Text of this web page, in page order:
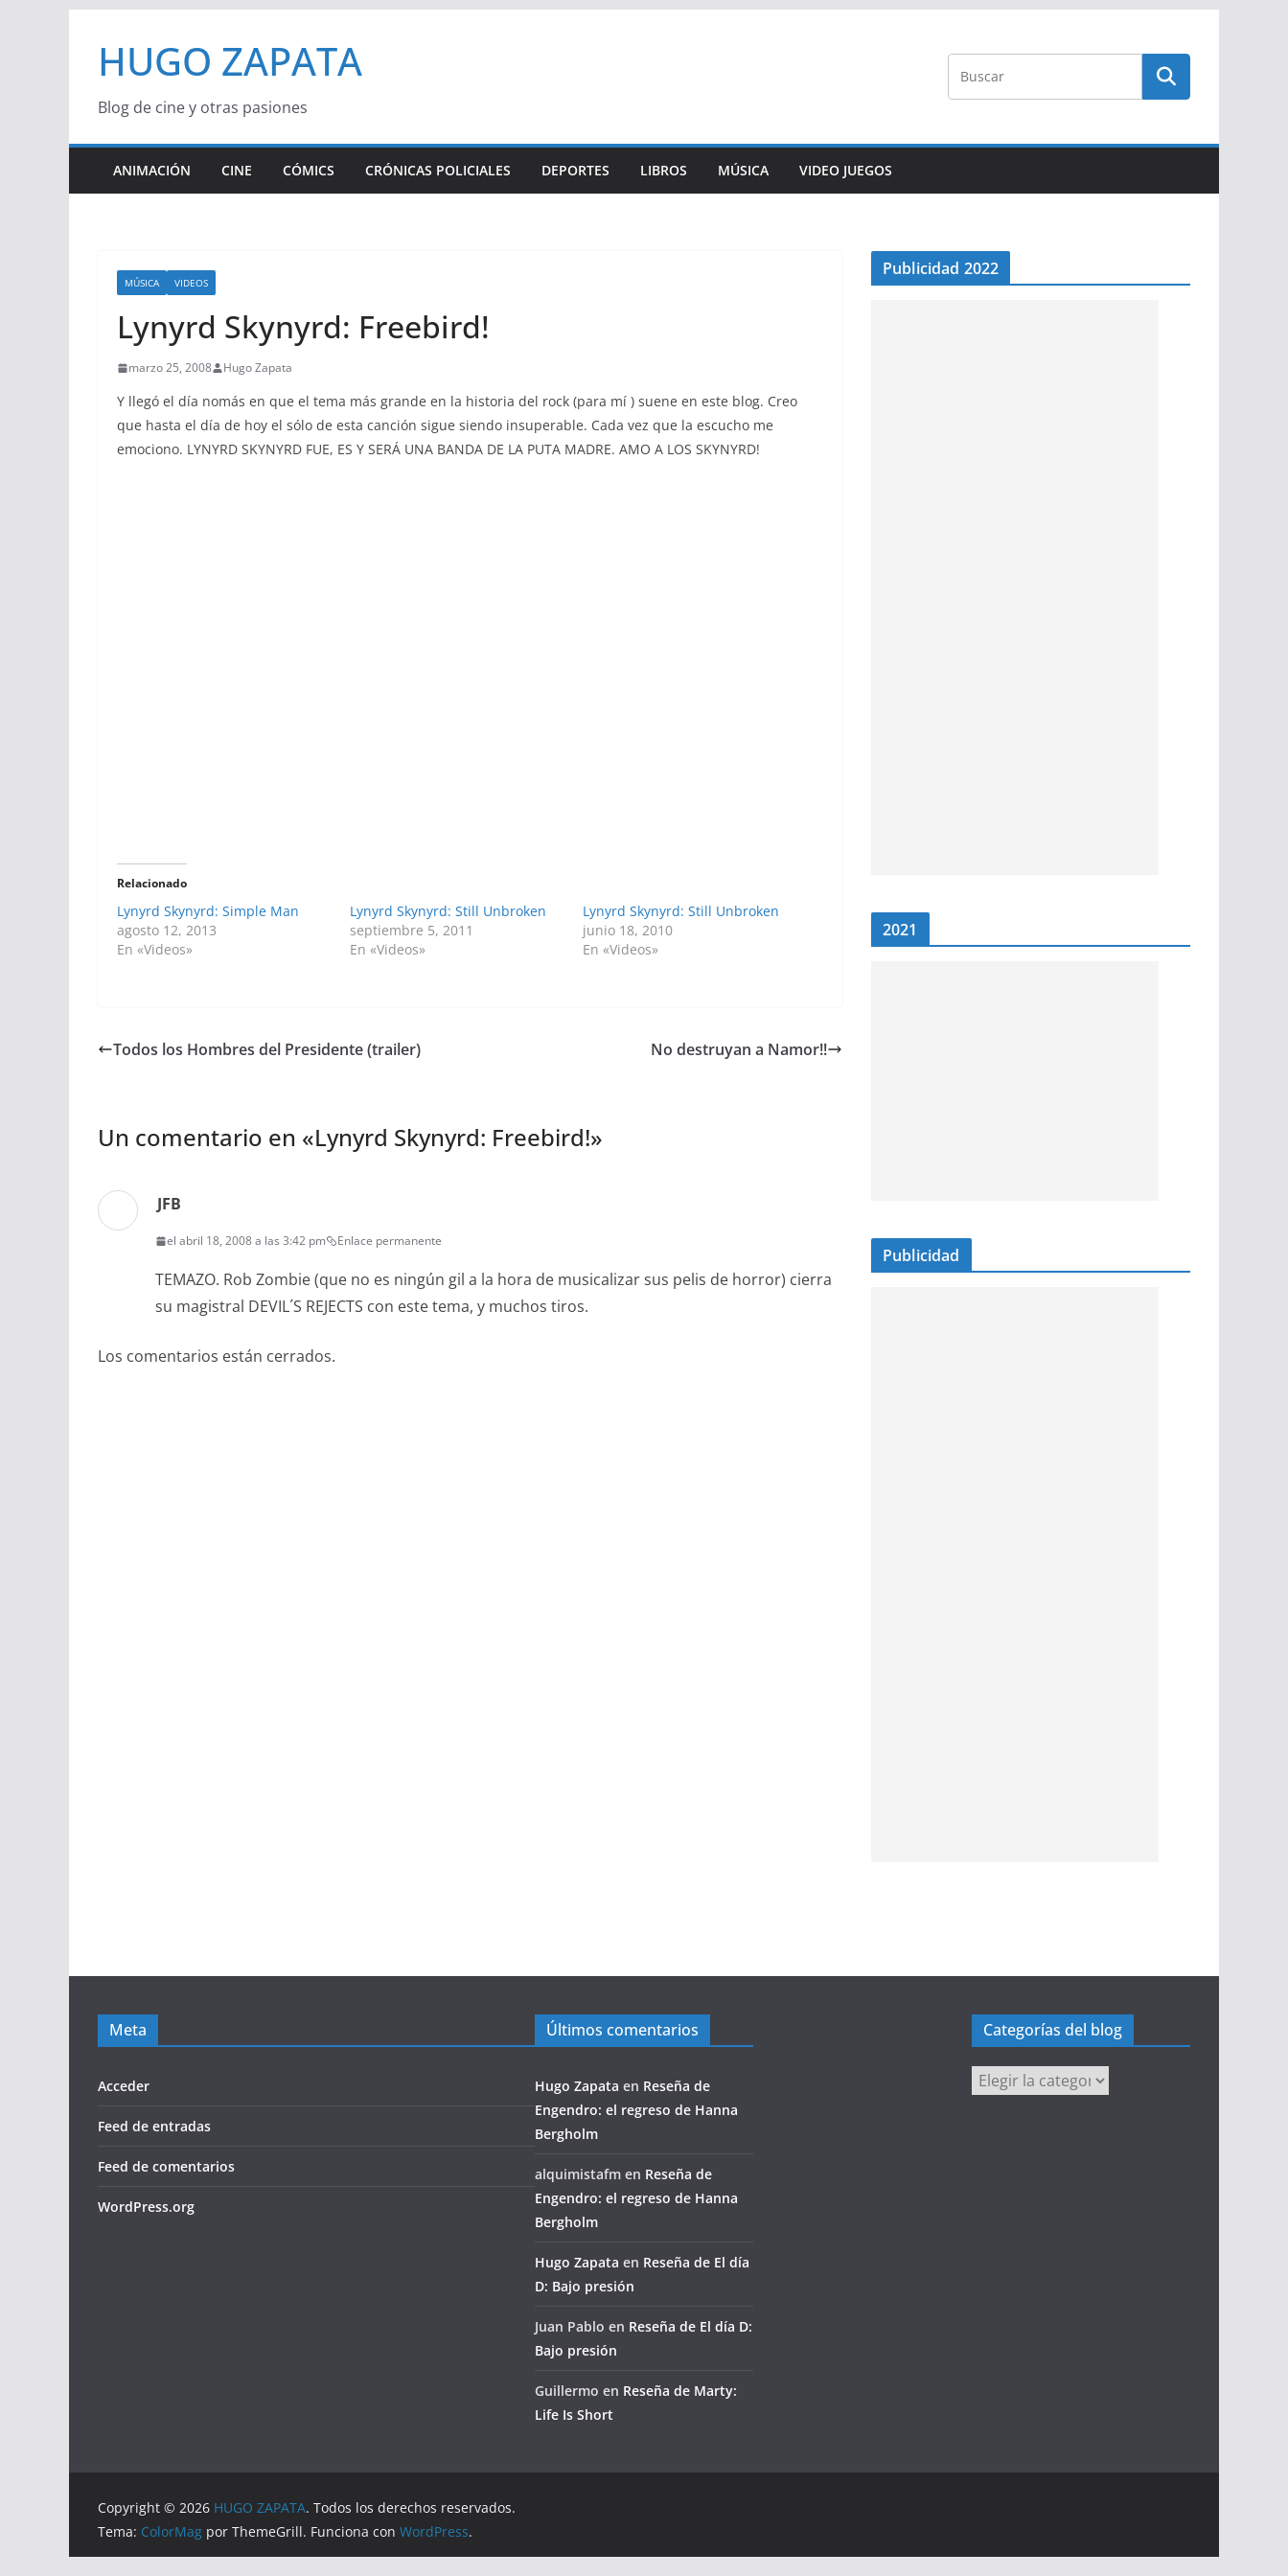
contenido
HUGO ZAPATA
Blog de cine y otras pasiones
ANIMACIÓN CINE CÓMICS CRÓNICAS POLICIALES DEPORTES LIBROS MÚSICA VIDEO JUEGOS
MÚSICA VIDEOS
Lynyrd Skynyrd: Freebird!
marzo 25, 2008 Hugo Zapata
Y llegó el día nomás en que el tema más grande en la historia del rock (para mí ) suene en este blog. Creo
que hasta el día de hoy el sólo de esta canción sigue siendo insuperable. Cada vez que la escucho me
emociono. LYNYRD SKYNYRD FUE, ES Y SERÁ UNA BANDA DE LA PUTA MADRE. AMO A LOS SKYNYRD!
Relacionado
Lynyrd Skynyrd: Simple Man
agosto 12, 2013
En «Videos»
Lynyrd Skynyrd: Still Unbroken
septiembre 5, 2011
En «Videos»
Lynyrd Skynyrd: Still Unbroken
junio 18, 2010
En «Videos»
Todos los Hombres del Presidente (trailer) No destruyan a Namor!!
Un comentario en «Lynyrd Skynyrd: Freebird!»
JFB
el abril 18, 2008 a las 3:42 pm Enlace permanente
TEMAZO. Rob Zombie (que no es ningún gil a la hora de musicalizar sus pelis de horror) cierra
su magistral DEVIL´S REJECTS con este tema, y muchos tiros.
Los comentarios están cerrados.
Publicidad 2022
2021
Publicidad
Meta
Acceder
Feed de entradas
Feed de comentarios
WordPress.org
Últimos comentarios
Hugo Zapata en Reseña de
Engendro: el regreso de Hanna
Bergholm
alquimistafm en Reseña de
Engendro: el regreso de Hanna
Bergholm
Hugo Zapata en Reseña de El día
D: Bajo presión
Juan Pablo en Reseña de El día D:
Bajo presión
Guillermo en Reseña de Marty:
Life Is Short
Categorías del blog
Categorías
del
Copyright © 2026 HUGO ZAPATA. Todos los derechos reservados.
Tema: ColorMag por ThemeGrill. Funciona con WordPress.